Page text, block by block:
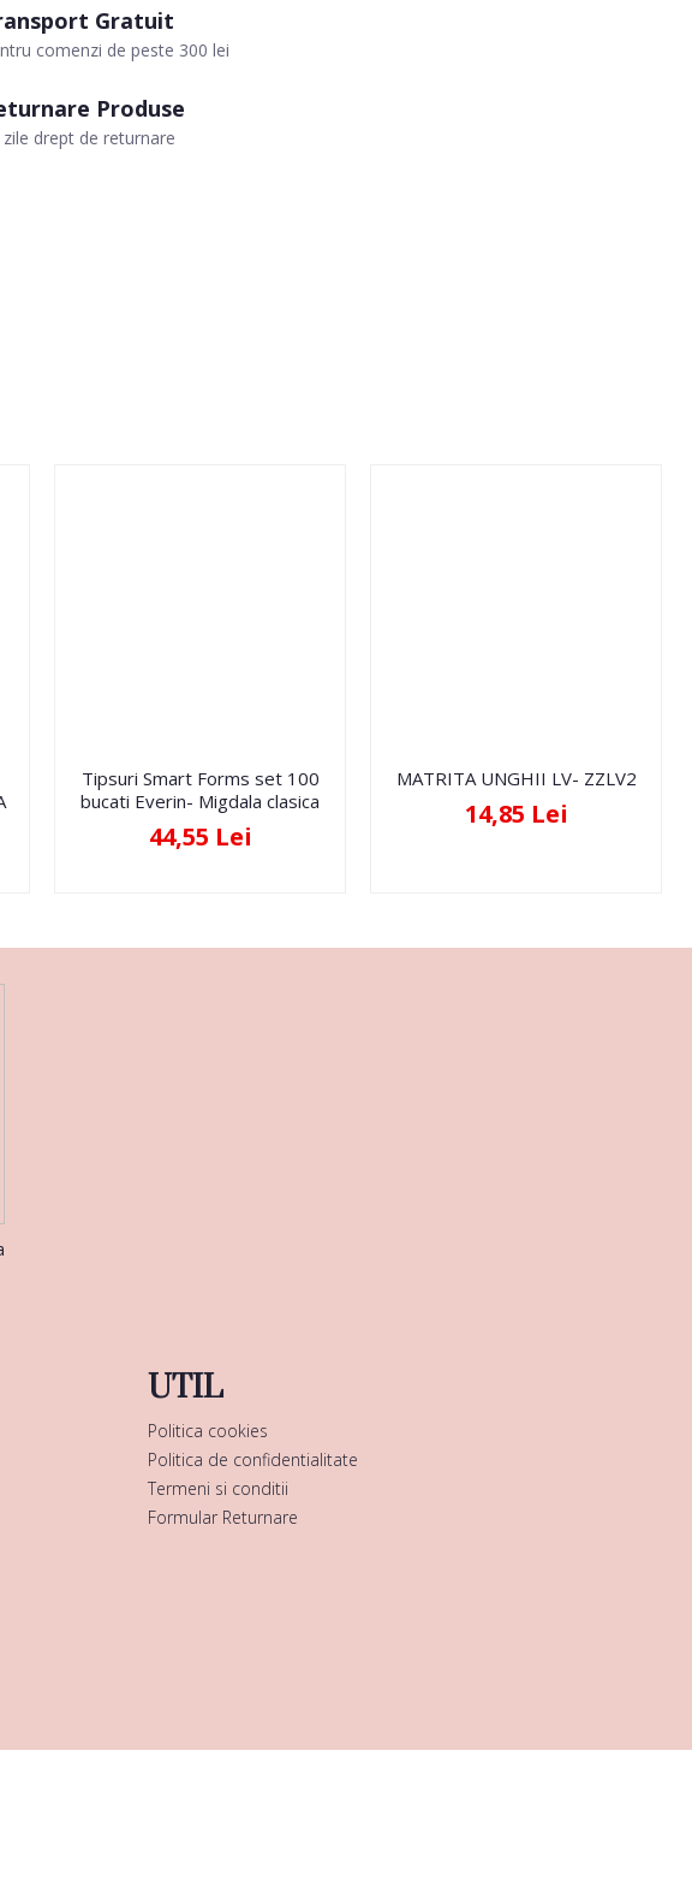
Gratuit
comenzi de peste 300 lei
Produse
zile drept de returnare
Tipsuri Smart Forms set 100
bucati Everin- Migdala clasica
44,55 Lei
MATRITA UNGHII LV- ZZLV2
14,85 Lei
UTIL
Politica cookies
Politica de confidentialitate
Termeni si conditii
Formular Returnare